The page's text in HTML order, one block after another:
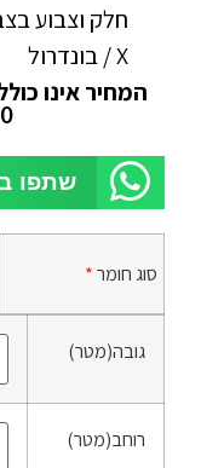
חלק וצבוע
X / בונדרול
המחיר אינו
שתפו
סוג חומר*
גובה(מטר)
רוחב(מטר)